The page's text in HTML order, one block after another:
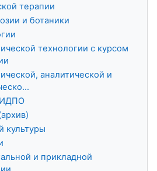
терапии
и ботаники
технологии с курсом
аналитической и
культуры
и прикладной